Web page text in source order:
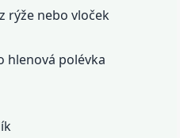
rýže nebo vloček
hlenová polévka